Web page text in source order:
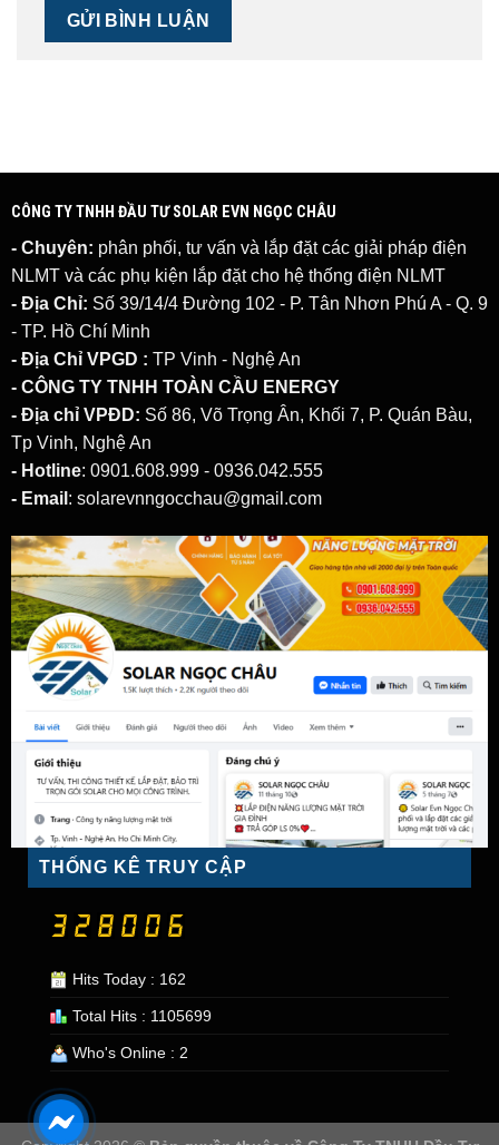
CÔNG TY TNHH ĐẦU TƯ SOLAR EVN NGỌC CHÂU
- Chuyên: phân phối, tư vấn và lắp đặt các giải pháp điện
NLMT và các phụ kiện lắp đặt cho hệ thống điện NLMT
- Địa Chỉ: Số 39/14/4 Đường 102 - P. Tân Nhơn Phú A - Q. 9
- TP. Hồ Chí Minh
- Địa Chỉ VPGD : TP Vinh - Nghệ An
- CÔNG TY TNHH TOÀN CẦU ENERGY
- Địa chỉ VPĐD: Số 86, Võ Trọng Ân, Khối 7, P. Quán Bàu,
Tp Vinh, Nghệ An
- Hotline: 0901.608.999 - 0936.042.555
- Email : solarevnngocchau@gmail.com
THỐNG KÊ TRUY CẬP
Hits Today : 162
Total Hits : 1105699
Who's Online : 2